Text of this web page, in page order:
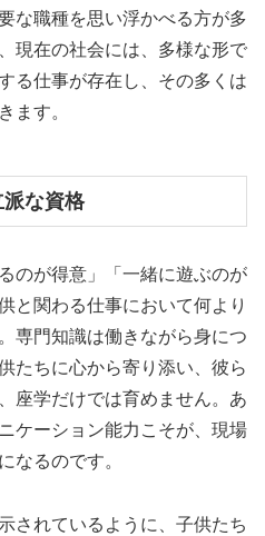
な職種を思い浮かべる方が多
現在の社会には、多様な形で
る仕事が存在し、その多くは
ます。
な資格
のが得意」「一緒に遊ぶのが
関わる仕事において何より
専門知識は働きながら身につ
たちに心から寄り添い、彼ら
座学だけでは育めません。あ
ケーション能力こそが、現場
なるのです。
されているように、子供たち